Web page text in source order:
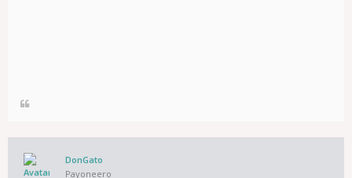
DonGato
Payoneero